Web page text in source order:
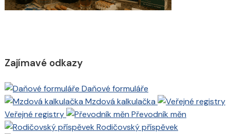
Zajímavé odkazy
Daňové formuláře
Mzdová kalkulačka
Veřejné registry
Převodník měn
Rodičovský příspěvek